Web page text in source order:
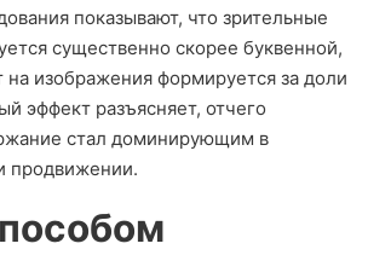
показывают, что зрительные
существенно скорее буквенной,
на изображения формируется за доли
эффект разъясняет, отчего
стал доминирующим в
продвижении.